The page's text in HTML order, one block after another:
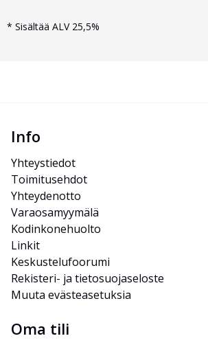
* Sisältää ALV 25,5%
Info
Yhteystiedot
Toimitusehdot
Yhteydenotto
Varaosamyymälä
Kodinkonehuolto
Linkit
Keskustelufoorumi
Rekisteri- ja tietosuojaseloste
Muuta evästeasetuksia
Oma tili